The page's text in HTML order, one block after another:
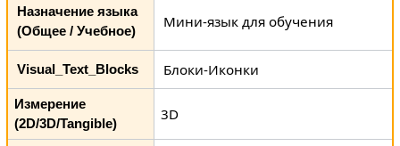
Назначение языка
(Общее / Учебное)
Мини-язык для обучения
Visual_Text_Blocks Блоки-Иконки
Измерение
(2D/3D/Tangible)
3D